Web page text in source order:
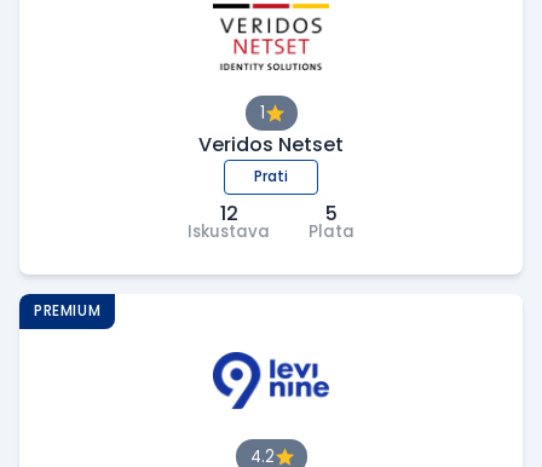
1
Veridos Netset
Prati
12
Iskustava
5
Plata
4.2
PREMIUM